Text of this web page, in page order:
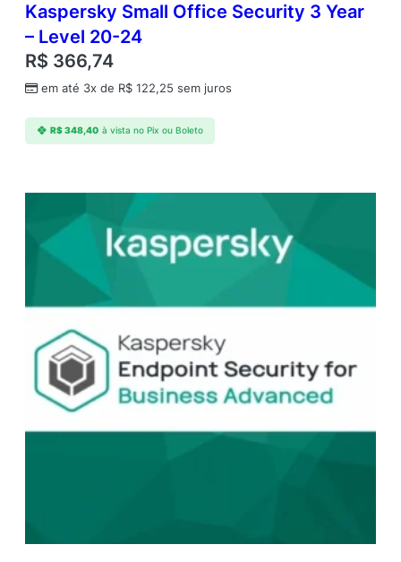
Kaspersky Small Office Security 3 Year
– Level 20-24
R$ 366,74
em até 3x de R$ 122,25 sem juros
R$348,40 à vista no Pix ou Boleto